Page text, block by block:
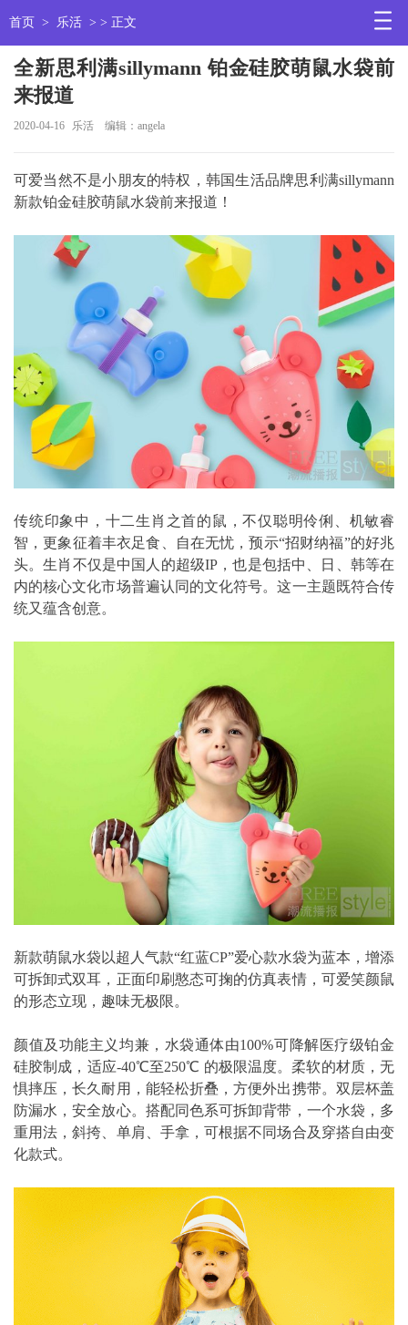
首页 > 乐活 > > 正文
全新思利满sillymann 铂金硅胶萌鼠水袋前
来报道
2020-04-16 乐活 编辑：angela
可爱当然不是小朋友的特权，韩国生活品牌思利满sillymann
新款铂金硅胶萌鼠水袋前来报道！
传统印象中，十二生肖之首的鼠，不仅聪明伶俐、机敏睿
智，更象征着丰衣足食、自在无忧，预示“招财纳福”的好兆
头。生肖不仅是中国人的超级IP，也是包括中、日、韩等在
内的核心文化市场普遍认同的文化符号。这一主题既符合传
统又蕴含创意。
新款萌鼠水袋以超人气款“红蓝CP”爱心款水袋为蓝本，增添
可拆卸式双耳，正面印刷憨态可掬的仿真表情，可爱笑颜鼠
的形态立现，趣味无极限。
颜值及功能主义均兼，水袋通体由100%可降解医疗级铂金
硅胶制成，适应-40℃至250℃ 的极限温度。柔软的材质，无
惧摔压，长久耐用，能轻松折叠，方便外出携带。双层杯盖
防漏水，安全放心。搭配同色系可拆卸背带，一个水袋，多
重用法，斜挎、单肩、手拿，可根据不同场合及穿搭自由变
化款式。